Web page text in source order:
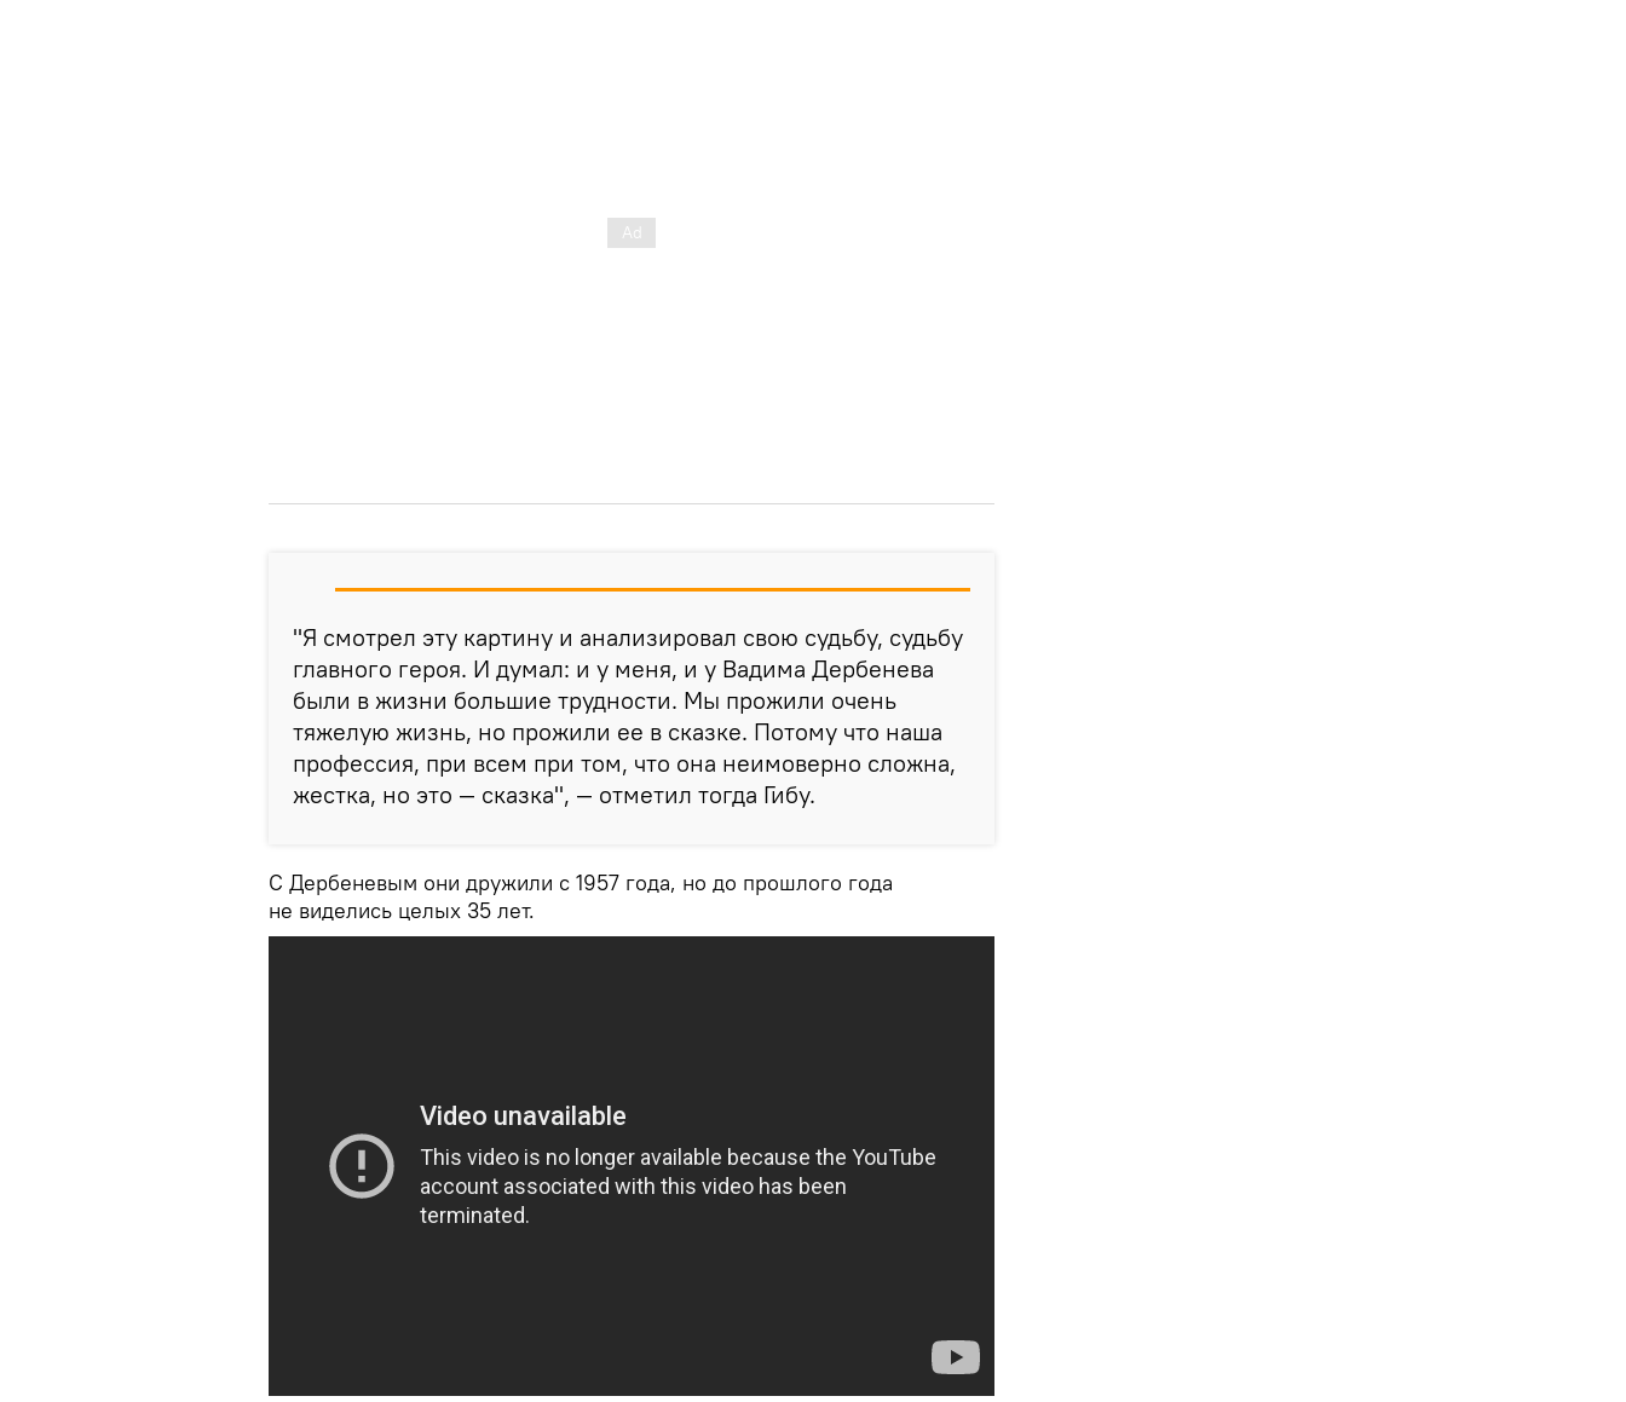
"Я смотрел эту картину и анализировал свою судьбу, судьбу
главного героя. И думал: и у меня, и у Вадима Дербенева
были в жизни большие трудности. Мы прожили очень
тяжелую жизнь, но прожили ее в сказке. Потому что наша
профессия, при всем при том, что она неимоверно сложна,
жестка, но это — сказка", — отметил тогда Гибу.
С Дербеневым они дружили с 1957 года, но до прошлого года
не виделись целых 35 лет.